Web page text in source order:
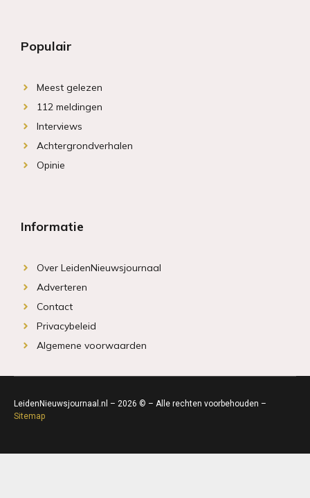
Populair
Meest gelezen
112 meldingen
Interviews
Achtergrondverhalen
Opinie
Informatie
Over LeidenNieuwsjournaal
Adverteren
Contact
Privacybeleid
Algemene voorwaarden
LeidenNieuwsjournaal.nl – 2026 © – Alle rechten voorbehouden –
Sitemap